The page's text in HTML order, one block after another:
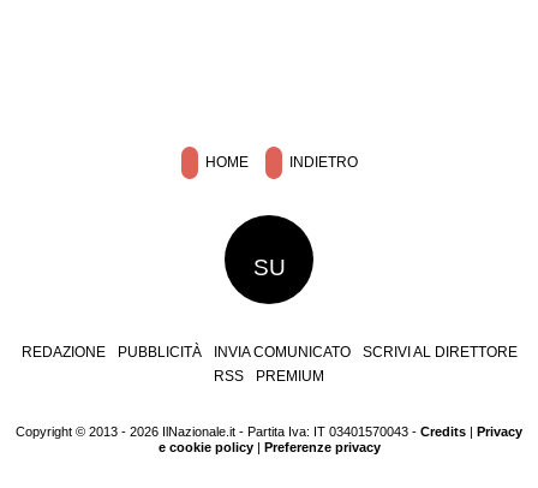
HOME INDIETRO
SU
REDAZIONE PUBBLICITÀ INVIA COMUNICATO
SCRIVI AL DIRETTORE
RSS
PREMIUM
Copyright © 2013 - 2026 IlNazionale.it - Partita Iva: IT 03401570043 - Credits | Privacy
e cookie policy| Preferenze privacy